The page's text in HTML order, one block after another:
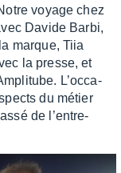
voyage chez
Davide Barbi,
marque, Tiia
la presse, et
L’oc­ca­
du métier
de l’en­tre­